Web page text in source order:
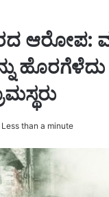
ಹೊರಗೆಳೆದು
Less than a minute